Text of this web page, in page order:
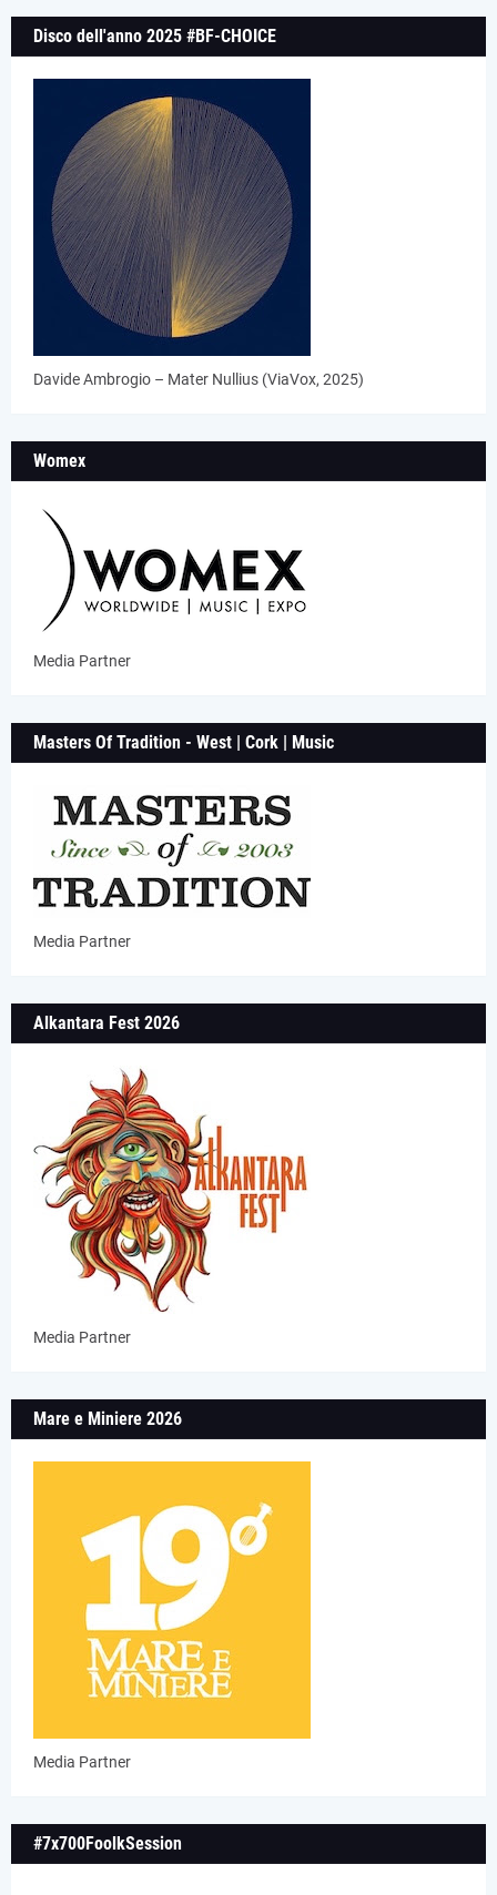
Disco dell'anno 2025 #BF-CHOICE
Davide Ambrogio – Mater Nullius (ViaVox, 2025)
Womex
Media Partner
Masters Of Tradition - West | Cork | Music
Media Partner
Alkantara Fest 2026
Media Partner
Mare e Miniere 2026
Media Partner
#7x700FoolkSession